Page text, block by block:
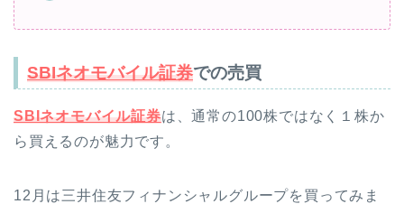
SBIネオモバイル証券での売買
SBIネオモバイル証券は、通常の100株ではなく１株か
ら買えるのが魅力です。
12月は三井住友フィナンシャルグループを買ってみま